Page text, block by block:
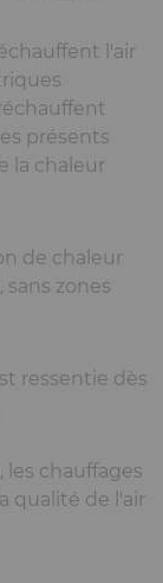
l'air
présents
la chaleur
de chaleur
zones
ressentie dès
les chauffages
qualité de l'air